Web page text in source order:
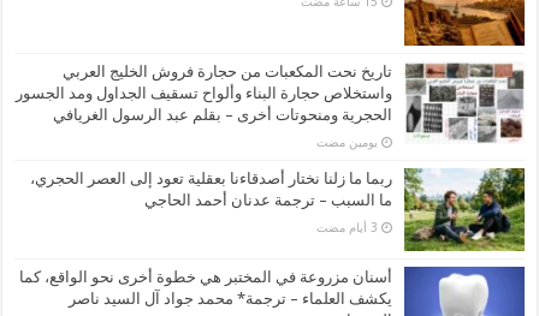
تاريخ نحت المكعبات من حجارة فروش الخليج العربي
واستخلاص حجارة البناء وألواح تسقيف الجداول ومد الجسور
الحجرية ومنحوتات أخرى – بقلم عبد الرسول الغريافي
‏يومين مضت
ربما ما زلنا نختار أصدقاءنا بعقلية تعود إلى العصر الحجري،
ما السبب – ترجمة عدنان أحمد الحاجي
أسنان مزروعة في المختبر هي خطوة أخرى نحو الواقع، كما
يكشف العلماء – ترجمة* محمد جواد آل السيد ناصر